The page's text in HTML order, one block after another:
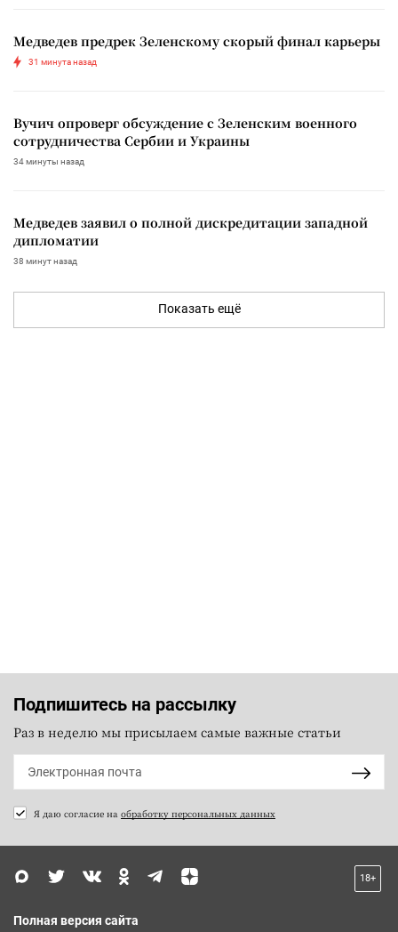
Медведев предрек Зеленскому скорый финал карьеры
31 минута назад
Вучич опроверг обсуждение с Зеленским военного
сотрудничества Сербии и Украины
34 минуты назад
Медведев заявил о полной дискредитации западной
дипломатии
38 минут назад
Показать ещё
Подпишитесь на рассылку
Раз в неделю мы присылаем самые важные статьи
Я даю согласие на обработку персональных данных
18+
Полная версия сайта